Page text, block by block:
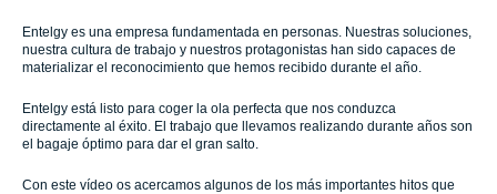
Entelgy es una empresa fundamentada en personas. Nuestras soluciones,
nuestra cultura de trabajo y nuestros protagonistas han sido capaces de
materializar el reconocimiento que hemos recibido durante el año.
Entelgy está listo para coger la ola perfecta que nos conduzca
directamente al éxito. El trabajo que llevamos realizando durante años son
el bagaje óptimo para dar el gran salto.
Con este vídeo os acercamos algunos de los más importantes hitos que